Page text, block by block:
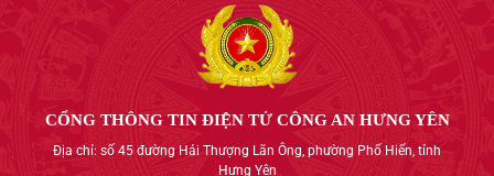
CỔNG THÔNG TIN ĐIỆN TỬ CÔNG AN HƯNG YÊN
Địa chỉ: số 45 đường Hải Thượng Lãn Ông, phường Phố Hiến, tỉnh
Hưng Yên